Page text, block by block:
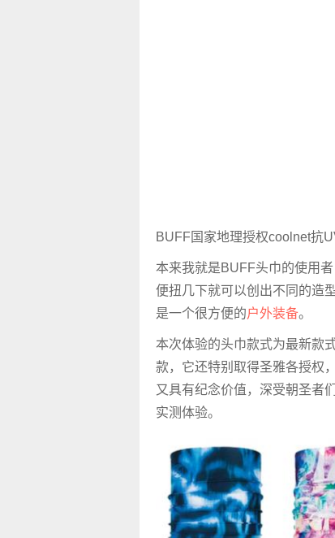
BUFF国家地理授权coolnet抗
本来我就是BUFF头巾的使用
便扭几下就可以创出不同的造
是一个很方便的户外装备。
本次体验的头巾款式为最新款
款，它还特别取得圣雅各授权
又具有纪念价值，深受朝圣者
实测体验。